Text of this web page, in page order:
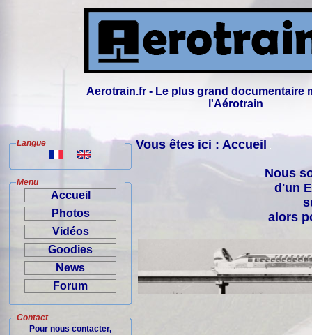
Aerotrain.fr - Le plus grand documentaire
l'Aérotrain
Langue
Menu
Accueil
Photos
Vidéos
Goodies
News
Forum
Contact
Pour nous contacter,
Vous êtes ici : Accueil
Nous
d'un
alors